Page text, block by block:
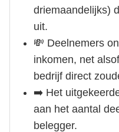
driemaandelijks)
uit.
💸 Deelnemers
inkomen, net
bedrijf direct
➡️ Het
aan het aantal
belegger.